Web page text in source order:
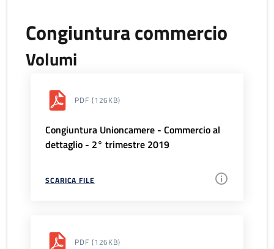
Congiuntura commercio
Volumi
PDF (126KB)
Congiuntura Unioncamere - Commercio al
dettaglio - 2° trimestre 2019
SCARICA FILE
PDF (126KB)